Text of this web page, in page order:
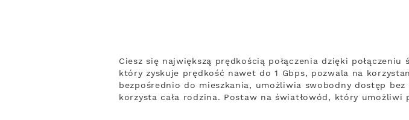
Ciesz się największą prędkością połączenia dzięki
który zyskuje prędkość nawet do 1 Gbps, pozwala na
bezpośrednio do mieszkania, umożliwia swobodny dostęp
korzysta cała rodzina. Postaw na światłowód, który umożliwi